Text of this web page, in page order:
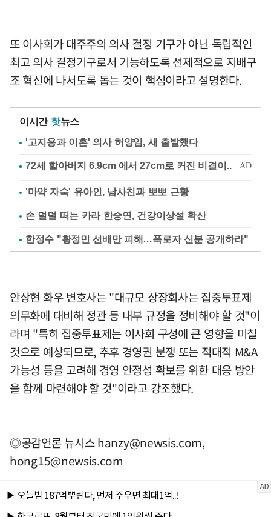
또 이사회가 대주주의 의사 결정 기구가 아닌 독립적인
최고 의사 결정기구로서 기능하도록 선제적으로 지배구
조 혁신에 나서도록 돕는 것이 핵심이라고 설명한다.
이시간 핫뉴스
'고지용과 이혼' 의사 허양임, 새 출발했다
'마약 자숙' 유아인, 남사친과 뽀뽀 근황
손 덜덜 떠는 카라 한승연, 건강이상설 확산
한정수 "황정민 선배만 피해…폭로자 신분 공개하라"
안상현 화우 변호사는 "대규모 상장회사는 집중투표제
의무화에 대비해 정관 등 내부 규정을 정비해야 할 것"이
라며 "특히 집중투표제는 이사회 구성에 큰 영향을 미칠
것으로 예상되므로, 추후 경영권 분쟁 또는 적대적 M&A
가능성 등을 고려해 경영 안정성 확보를 위한 대응 방안
을 함께 마련해야 할 것"이라고 강조했다.
◎공감언론 뉴시스hanzy@newsis.com,
hong15@newsis.com